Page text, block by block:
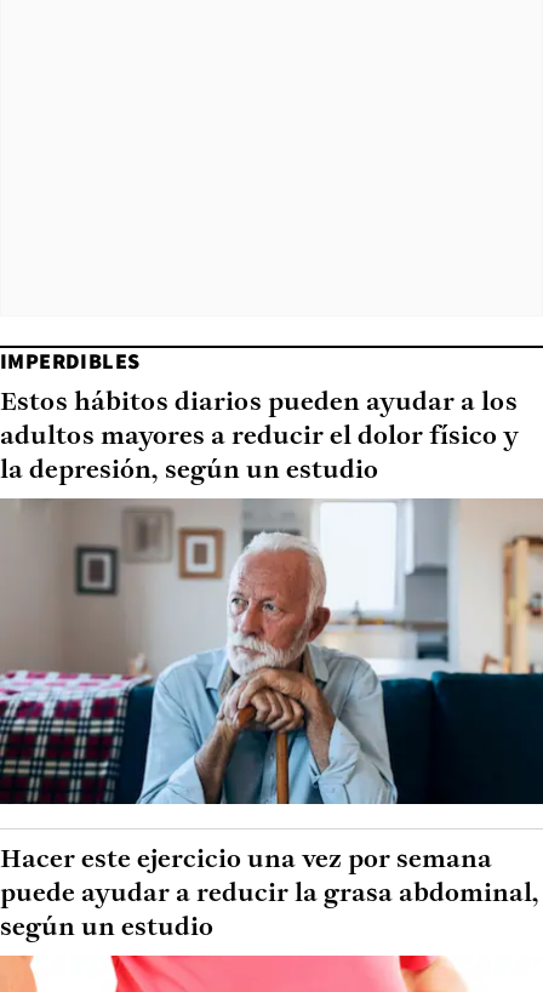
IMPERDIBLES
Estos hábitos diarios pueden ayudar a los
adultos mayores a reducir el dolor físico y
la depresión, según un estudio
Hacer este ejercicio una vez por semana
puede ayudar a reducir la grasa abdominal,
según un estudio